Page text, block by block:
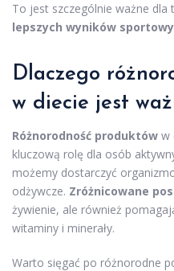
To jest szczególnie ważne dla
lepszych wyników
Dlaczego
w diecie jest
Różnorodność produktów w
kluczową rolę dla osób
możemy dostarczyć
odżywcze. Zróżnicowane
żywienie, ale również
witaminy i minerały.
Warto sięgać po różnorodne